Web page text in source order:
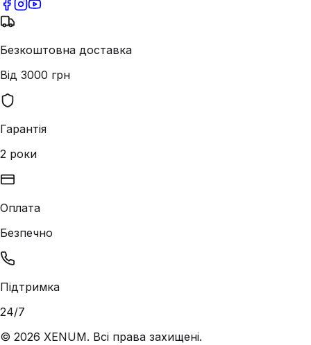
Безкоштовна доставка
Від 3000 грн
Гарантія
2 роки
Оплата
Безпечно
Підтримка
24/7
© 2026 XENUM. Всі права захищені.